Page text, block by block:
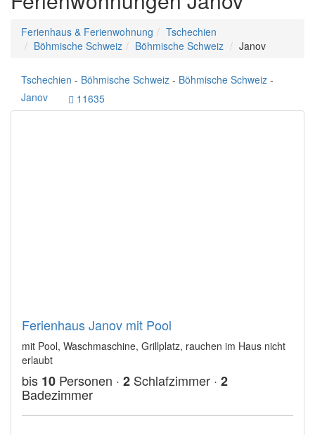
Ferienhaus & Ferienwohnung
Tschechien
Böhmische Schweiz
Böhmische Schweiz Janov
Tschechien - Böhmische Schweiz - Böhmische Schweiz -
Janov
11635
Ferienhaus Janov mit Pool
mit Pool, Waschmaschine, Grillplatz, rauchen im Haus nicht
erlaubt
bis 10 Personen · 2 Schlafzimmer · 2
Badezimmer